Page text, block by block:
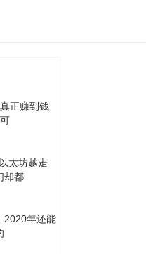
正赚到钱
太坊越走
却都
2020年还能